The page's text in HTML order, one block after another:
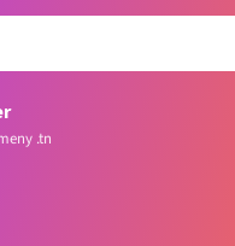
.tn